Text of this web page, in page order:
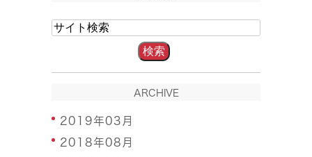
ARCHIVE
2019年03月
2018年08月